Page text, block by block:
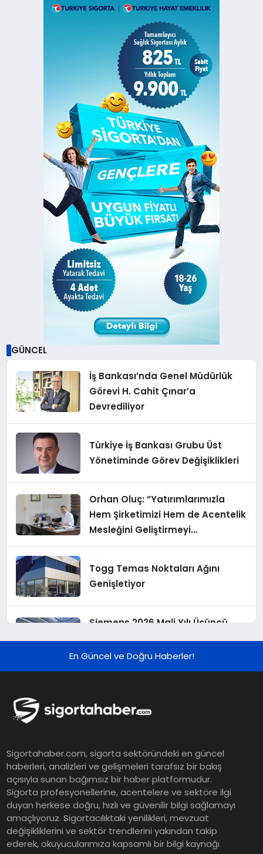
GÜNCEL
İş Bankası’nda Genel Müdürlük
Görevi H. Cahit Çınar’a
Devrediliyor
Türkiye İş Bankası Grubu Üst
Yönetiminde Görev Değişiklikleri
Orhan Oluç: “Yatırımlarımızla
Hem Şirketimizi Hem de Acentelik
Mesleğini Geliştirmeyi
Hedefliyoruz”
Togg Temas Noktaları Ağını
Genişletiyor
Siemens 2026 Mali Yılı Üçüncü
Yükseltilen EPS Beklentisi
Finansal Sonuçlarını Açıkladı
Murat Bilim, ANA Sigorta Satış
Grup Müdürü Olarak Atandı
Tasarruf tercihi bölünüyor:
Mevduat kısa vadeyi, koruma
ürünleri uzun vadeyi tutuyor
En Güncel ve Doğru Haberler!
Sigortahaber.com, sigorta sektöründeki en güncel
haberleri, analizleri ve gelişmeleri tarafsız bir bakış
açısıyla sunan bağımsız bir haber platformudur.
Sigorta profesyonellerine, acentelere ve sektöre ilgi
duyan herkese doğru, hızlı ve güvenilir bilgi sağlamayı
amaçlıyoruz. Sigortacılıktaki yenilikleri, mevzuat
değişikliklerini ve sektör trendlerini yakından takip
ederek, okuyucularımıza kapsamlı bir bilgi kaynağı